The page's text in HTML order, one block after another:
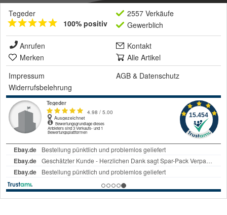
Tegeder
100% positiv
2557 Verkäufe
Gewerblich
Anrufen
Kontakt
Merken
Alle Artikel
Impressum
AGB & Datenschutz
Widerrufsbelehrung